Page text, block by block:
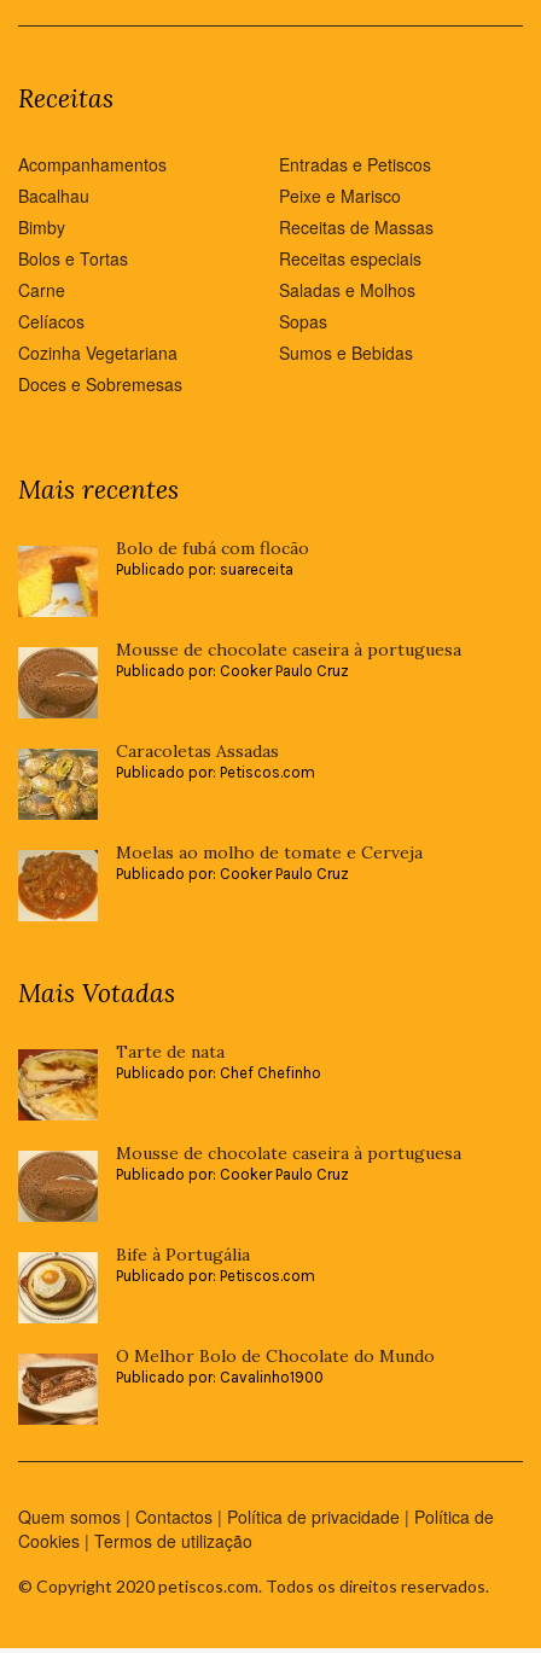
Receitas
Acompanhamentos
Bacalhau
Bimby
Bolos e Tortas
Carne
Celíacos
Cozinha Vegetariana
Doces e Sobremesas
Entradas e Petiscos
Peixe e Marisco
Receitas de Massas
Receitas especiais
Saladas e Molhos
Sopas
Sumos e Bebidas
Mais recentes
Bolo de fubá com flocão
Publicado por: suareceita
Mousse de chocolate caseira à portuguesa
Publicado por: Cooker Paulo Cruz
Caracoletas Assadas
Publicado por: Petiscos.com
Moelas ao molho de tomate e Cerveja
Publicado por: Cooker Paulo Cruz
Mais Votadas
Tarte de nata
Publicado por: Chef Chefinho
Mousse de chocolate caseira à portuguesa
Publicado por: Cooker Paulo Cruz
Bife à Portugália
Publicado por: Petiscos.com
O Melhor Bolo de Chocolate do Mundo
Publicado por: Cavalinho1900
Quem somos | Contactos | Política de privacidade | Política de
Cookies | Termos de utilização
© Copyright 2020 petiscos.com. Todos os direitos reservados.